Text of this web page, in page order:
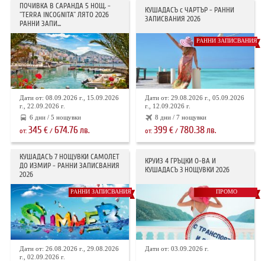
ПОЧИВКА В САРАНДА 5 НОЩ. -
"TERRA INCOGNITA" ЛЯТО 2026
РАННИ ЗАПИ...
Дати от: 08.09.2026 г., 15.09.2026
г., 22.09.2026 г.
6 дни / 5 нощувки
от: 345 €/ 674.76 лв.
КУШАДАСЪ с ЧАРТЪР - РАННИ
ЗАПИСВАНИЯ 2026
РАННИ ЗАПИСВАНИЯ
Дати от: 29.08.2026 г., 05.09.2026
г., 12.09.2026 г.
8 дни / 7 нощувки
от:399 € / 780.38 лв.
КУШАДАСЪ 7 НОЩУВКИ САМОЛЕТ
ДО ИЗМИР - РАННИ ЗАПИСВАНИЯ
2026
РАННИ ЗАПИСВАНИЯ
Дати от: 26.08.2026 г., 29.08.2026
г., 02.09.2026 г.
КРУИЗ 4 ГРЪЦКИ О-ВА И
КУШАДАСЪ 3 НОЩУВКИ 2026
ПРОМО
Дати от: 03.09.2026 г.